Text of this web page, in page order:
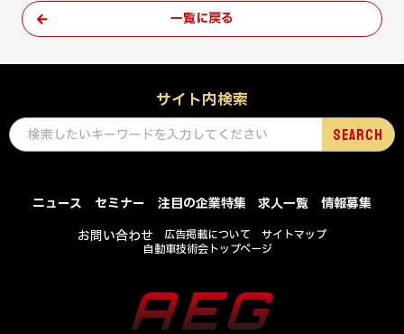
一覧に戻る
サイト内検索
ニュース セミナー 注目の企業特集 求人一覧
情報募集
お問い合わせ
広告掲載について
サイトマップ
自動車技術会トップページ